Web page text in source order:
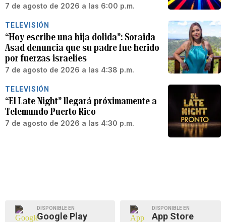
7 de agosto de 2026 a las 6:00 p.m.
TELEVISIÓN
“Hoy escribe una hija dolida”: Soraida
Asad denuncia que su padre fue herido
por fuerzas israelíes
7 de agosto de 2026 a las 4:38 p.m.
TELEVISIÓN
“El Late Night” llegará próximamente a
Telemundo Puerto Rico
7 de agosto de 2026 a las 4:30 p.m.
DISPONIBLE EN
Google Play
DISPONIBLE EN
App Store